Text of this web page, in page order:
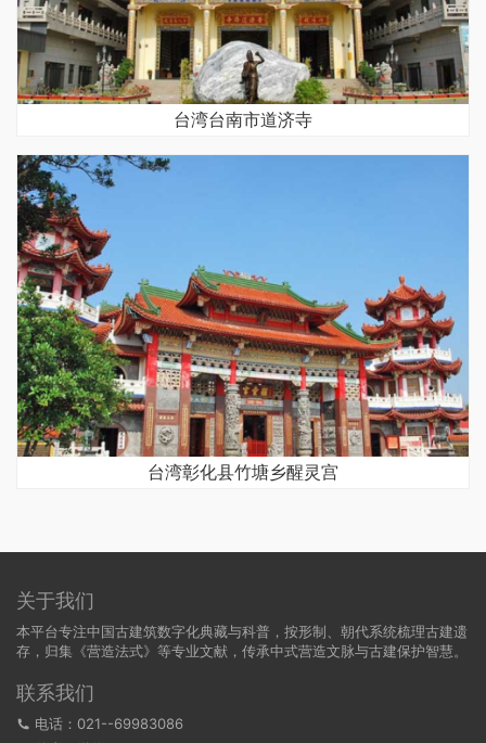
台湾台南市道济寺
台湾彰化县竹塘乡醒灵宫
关于我们
本平台专注中国古建筑数字化典藏与科普，按形制、朝代系统梳理古建遗
存，归集《营造法式》等专业文献，传承中式营造文脉与古建保护智慧。
联系我们
电话：021--69983086